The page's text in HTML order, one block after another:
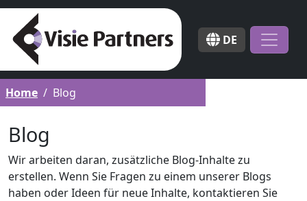
DE
Home Blog
Blog
Wir arbeiten daran, zusätzliche Blog-Inhalte zu
erstellen. Wenn Sie Fragen zu einem unserer Blogs
haben oder Ideen für neue Inhalte, kontaktieren Sie